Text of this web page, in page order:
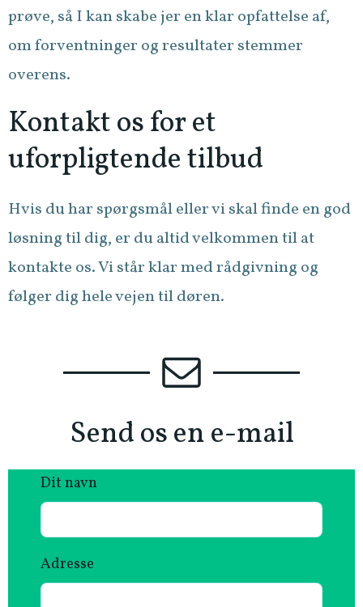
prøve, så I kan skabe jer en klar opfattelse af,
om forventninger og resultater stemmer
overens.
Kontakt os for et
uforpligtende tilbud
Hvis du har spørgsmål eller vi skal finde en god
løsning til dig, er du altid velkommen til at
kontakte os. Vi står klar med rådgivning og
følger dig hele vejen til døren.
Send os en e-mail
Dit navn
Adresse